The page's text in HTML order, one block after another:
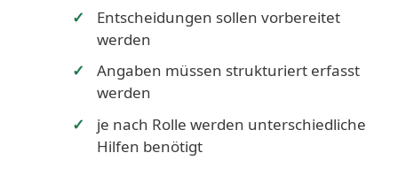
Entscheidungen sollen vorbereitet
werden
Angaben müssen strukturiert erfasst
werden
je nach Rolle werden unterschiedliche
Hilfen benötigt